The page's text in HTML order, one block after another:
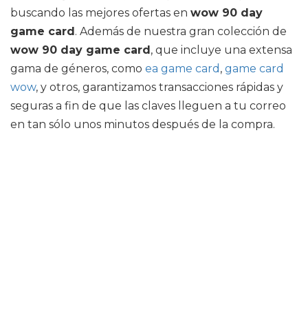
buscando las mejores ofertas en wow 90 day
game card. Además de nuestra gran colección de
wow 90 day game card, que incluye una extensa
gama de géneros, como ea game card , game card
wow, y otros, garantizamos transacciones rápidas y
seguras a fin de que las claves lleguen a tu correo
en tan sólo unos minutos después de la compra.